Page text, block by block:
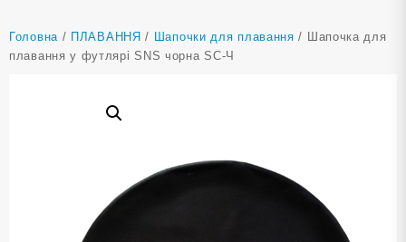
Головна / ПЛАВАННЯ / Шапочки для плавання / Шапочка для
плавання у футлярі SNS чорна SC-Ч